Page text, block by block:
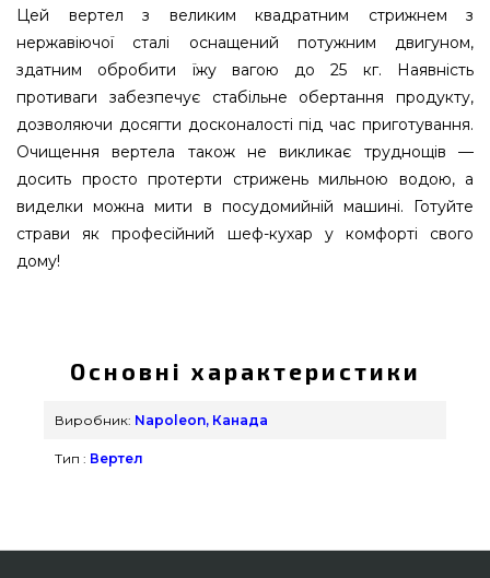
Цей вертел з великим квадратним стрижнем з
нержавіючої сталі оснащений потужним двигуном,
здатним обробити їжу вагою до 25 кг. Наявність
противаги забезпечує стабільне обертання продукту,
дозволяючи досягти досконалості під час приготування.
Очищення вертела також не викликає труднощів —
досить просто протерти стрижень мильною водою, а
виделки можна мити в посудомийній машині. Готуйте
страви як професійний шеф-кухар у комфорті свого
дому!
від надійного виробника Napoleon, Канада за
вигідною ціною всего 12 600 грн. в каталозі грилів
Гриль Поінт. Найкращі пропозиції на Рожен для
нашим працівникам на будь-який номер 0(800)
Основні характеристики
Виробник: Napoleon, Канада
Тип : Вертел